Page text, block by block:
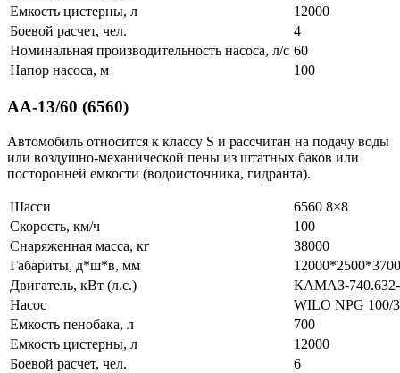
Емкость цистерны, л
12000
Боевой расчет, чел.
4
Номинальная производительность насоса, л/с 60
Напор насоса, м
100
АА-13/60 (6560)
Автомобиль относится к классу S и рассчитан на подачу воды
или воздушно-механической пены из штатных баков или
посторонней емкости (водоисточника, гидранта).
Шасси
6560 8×8
Скорость, км/ч
100
Снаряженная масса, кг
38000
Габариты, д*ш*в, мм
12000*2500*3700
Двигатель, кВт (л.с.)
КАМАЗ-740.632-
Насос
WILO NPG 100/
Емкость пенобака, л
700
Емкость цистерны, л
12000
Боевой расчет, чел.
6